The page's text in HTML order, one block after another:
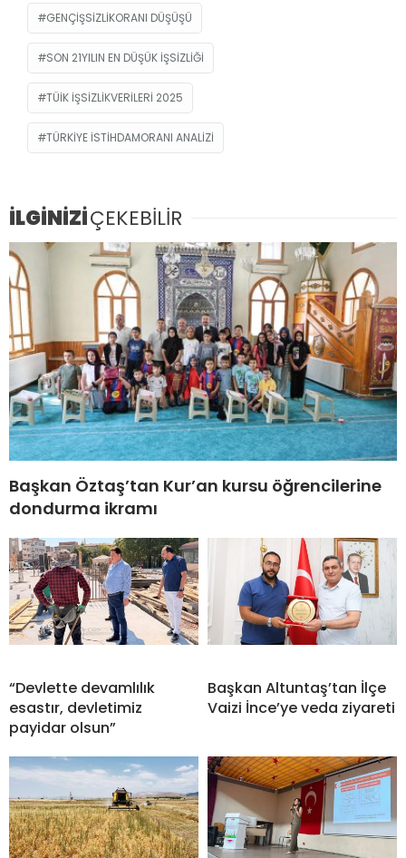
GENÇIŞSIZLIKORANI DÜŞÜŞÜ
SON 21YILIN EN DÜŞÜK IŞSIZLIĞI
TÜIK IŞSIZLIKVERILERI 2025
TÜRKIYE ISTIHDAMORANI ANALIZI
İLGİNİZİÇEKEBİLİR
Başkan Öztaş’tan Kur’an kursu öğrencilerine
dondurma ikramı
“Devlette devamlılık
esastır, devletimiz
payidar olsun”
Başkan Altuntaş’tan İlçe
Vaizi İnce’ye veda ziyareti